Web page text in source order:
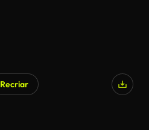
Recriar